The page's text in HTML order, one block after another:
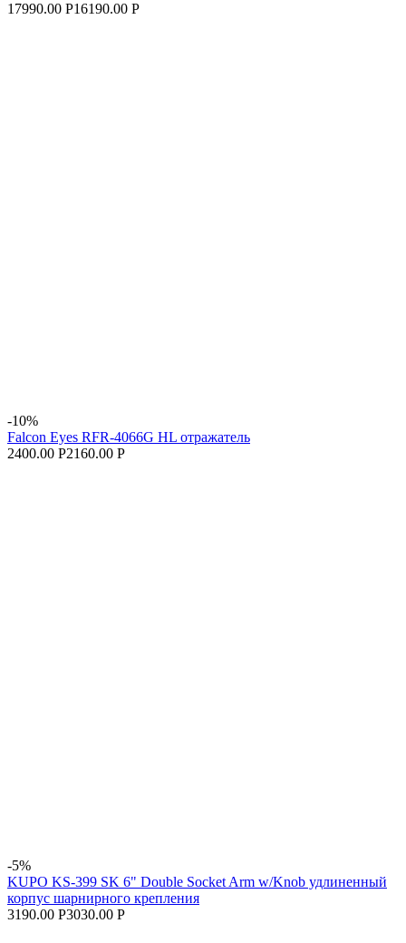
17990.00 Р16190.00 Р
-10%
Falcon Eyes RFR-4066G HL отражатель
2400.00 Р2160.00 Р
-5%
KUPO KS-399 SK 6" Double Socket Arm w/Knob удлиненный
корпус шарнирного крепления
3190.00 Р3030.00 Р